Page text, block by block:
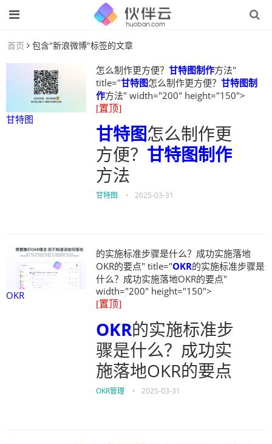
首页 包含"新浪微博"标签的文章
甘特图
怎么制作更方便？ 甘特图制作方法"
title="甘特图怎么制作更方便？ 甘特图制
作方法" width="200" height="150">
[置顶]
甘特图怎么制作更
方便？ 甘特图制作
方法
甘特图 • 2025-03-31
OKR
的实施标准步骤是什么？成功实施落地
OKR的要点" title="OKR的实施标准步骤是
什么？成功实施落地OKR的要点"
width="200" height="150">
[置顶]
OKR的实施标准步
骤是什么？成功实
施落地OKR的要点
OKR管理 • 2025-03-31